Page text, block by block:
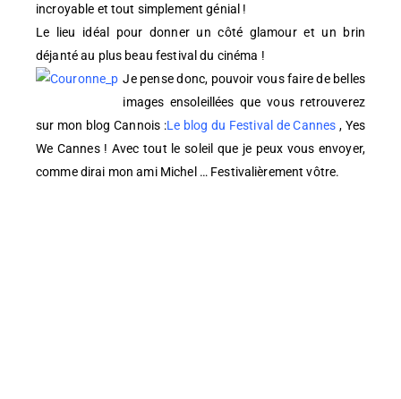
incroyable et tout simplement génial !
Le lieu idéal pour donner un côté glamour et un brin
déjanté au plus beau festival du cinéma !
Je pense donc, pouvoir vous faire de belles
images ensoleillées que vous retrouverez
sur mon blog Cannois :Le blog du Festival de Cannes , Yes
We Cannes ! Avec tout le soleil que je peux vous envoyer,
comme dirai mon ami Michel … Festivalièrement vôtre.